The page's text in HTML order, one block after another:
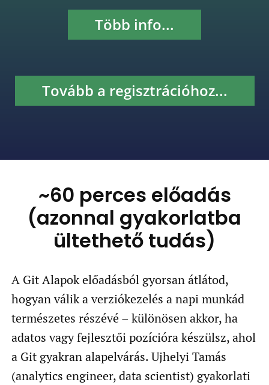
Több info...
Tovább a regisztrációhoz...
~60 perces előadás
(azonnal gyakorlatba
ültethető tudás)
A Git Alapok előadásból gyorsan átlátod,
hogyan válik a verziókezelés a napi munkád
természetes részévé – különösen akkor, ha
adatos vagy fejlesztői pozícióra készülsz, ahol
a Git gyakran alapelvárás. Ujhelyi Tamás
(analytics engineer, data scientist) gyakorlati